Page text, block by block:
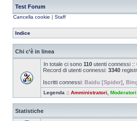
Test Forum
Cancella cookie | Staff
Indice
Chi c’è in linea
In totale ci sono 110 utenti connessi ::
Record di utenti connessi: 3340
Iscritti connessi: Baidu [Spider]
Legenda :: Amministratori
Statistiche